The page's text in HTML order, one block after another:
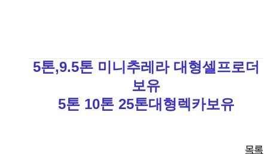
5톤,9.5톤 미니추레라 대형셀프로더
보유
5톤 10톤 25톤대형렉카보유
목록